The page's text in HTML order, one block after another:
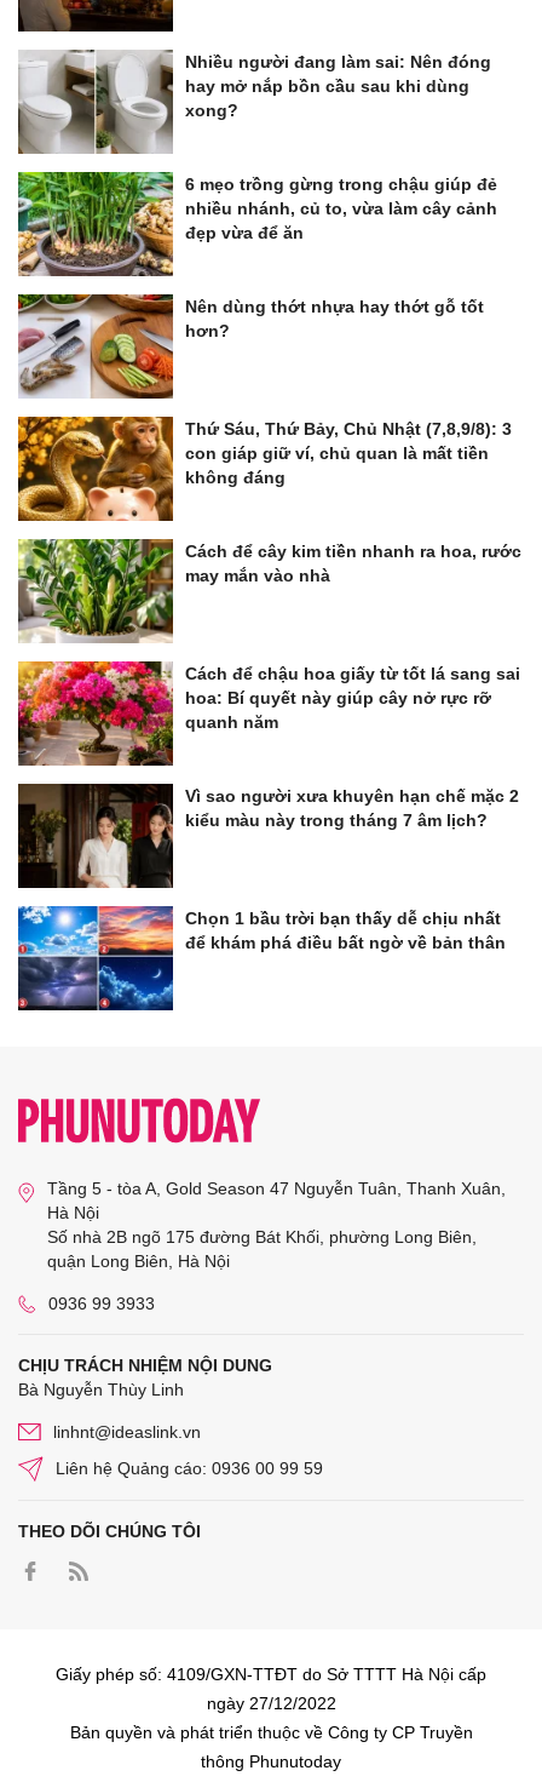
Nhiều người đang làm sai: Nên đóng
hay mở nắp bồn cầu sau khi dùng
xong?
6 mẹo trồng gừng trong chậu giúp đẻ
nhiều nhánh, củ to, vừa làm cây cảnh
đẹp vừa để ăn
Nên dùng thớt nhựa hay thớt gỗ tốt
hơn?
Thứ Sáu, Thứ Bảy, Chủ Nhật (7,8,9/8): 3
con giáp giữ ví, chủ quan là mất tiền
không đáng
Cách để cây kim tiền nhanh ra hoa, rước
may mắn vào nhà
Cách để chậu hoa giấy từ tốt lá sang sai
hoa: Bí quyết này giúp cây nở rực rỡ
quanh năm
Vì sao người xưa khuyên hạn chế mặc 2
kiểu màu này trong tháng 7 âm lịch?
Chọn 1 bầu trời bạn thấy dễ chịu nhất
để khám phá điều bất ngờ về bản thân
Tầng 5 - tòa A, Gold Season 47 Nguyễn Tuân, Thanh Xuân,
Hà Nội
Số nhà 2B ngõ 175 đường Bát Khối, phường Long Biên,
quận Long Biên, Hà Nội
0936 99 3933
CHỊU TRÁCH NHIỆM NỘI DUNG
Bà Nguyễn Thùy Linh
linhnt@ideaslink.vn
Liên hệ Quảng cáo: 0936 00 99 59
THEO DÕI CHÚNG TÔI
Giấy phép số: 4109/GXN-TTĐT do Sở TTTT Hà Nội cấp
ngày 27/12/2022
Bản quyền và phát triển thuộc về Công ty CP Truyền
thông Phunutoday